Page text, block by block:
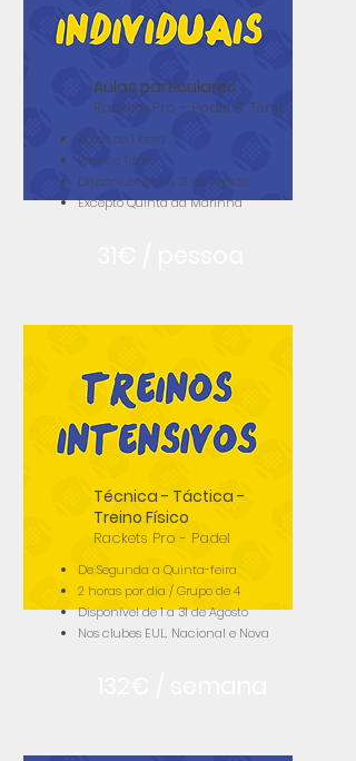
Aulas particulares
Rackets Pro - Padel & Ténis
Aulas de 1 hora
Padel e Ténis
Disponível de 1 a 31 de Agosto
Excepto Quinta da Marinha
Técnica - Táctica -
Treino Físico
Rackets Pro - Padel
De Segunda a Quinta-feira
2 horas por dia / Grupo de 4
Disponível de 1 a 31 de Agosto
Nos clubes EUL, Nacional e Nova